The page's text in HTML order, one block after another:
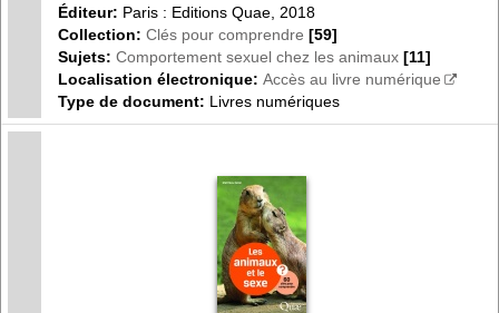
Éditeur: Paris : Editions Quae, 2018
Collection: Clés pour comprendre [59]
Sujets: Comportement sexuel chez les animaux [11]
Localisation électronique: Accès au livre numérique
Type de document: Livres numériques